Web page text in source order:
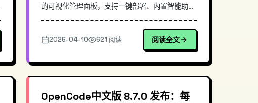
的可视化管理面板，支持一键部署、内置智能助
构设计、核心功能及实操体验，适合需要高效管理
AI Agent 的开发者和技术团队参考。
2026-04-10 621 阅读 阅读全文
OpenCode中文版 8.7.0 发布：每